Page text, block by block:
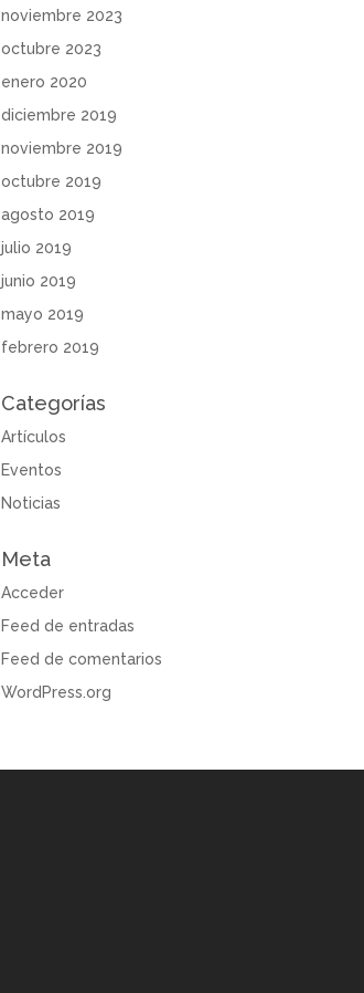
noviembre 2023
octubre 2023
enero 2020
diciembre 2019
noviembre 2019
octubre 2019
agosto 2019
julio 2019
junio 2019
mayo 2019
febrero 2019
Categorías
Artículos
Eventos
Noticias
Meta
Acceder
Feed de entradas
Feed de comentarios
WordPress.org